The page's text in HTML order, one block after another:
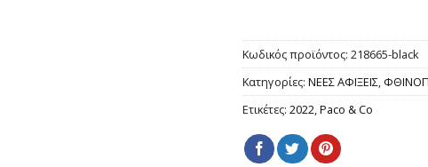
Κωδικός προϊόντος: 218665-black
Κατηγορίες: ΝΕΕΣ ΑΦΙΞΕΙΣ,
Ετικέτες: 2022,Paco & Co